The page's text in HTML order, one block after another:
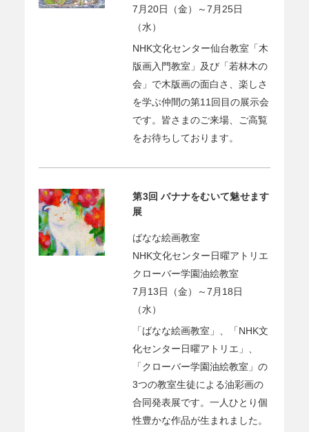
7月20日（金）～7月25日
（水）
NHK文化センター仙台教室「木
版画入門教室」及び「若林木の
会」で木版画の面白さ、楽しさ
を学ぶ仲間の第11回目の展示会
です。皆さまのご来場、ご高覧
をお待ちしております。
第3回 バナナをむいて魅せます
展
ばなな絵画教室
NHK文化センター日曜アトリエ
クローバー学園油絵教室
7月13日（金）～7月18日
（水）
「ばなな絵画教室」、「NHK文
化センター日曜アトリエ」、
「クローバー学園油絵教室」の
3つの教室生徒による油彩画の
合同発表展です。一人ひとり個
性豊かな作品が生まれました。